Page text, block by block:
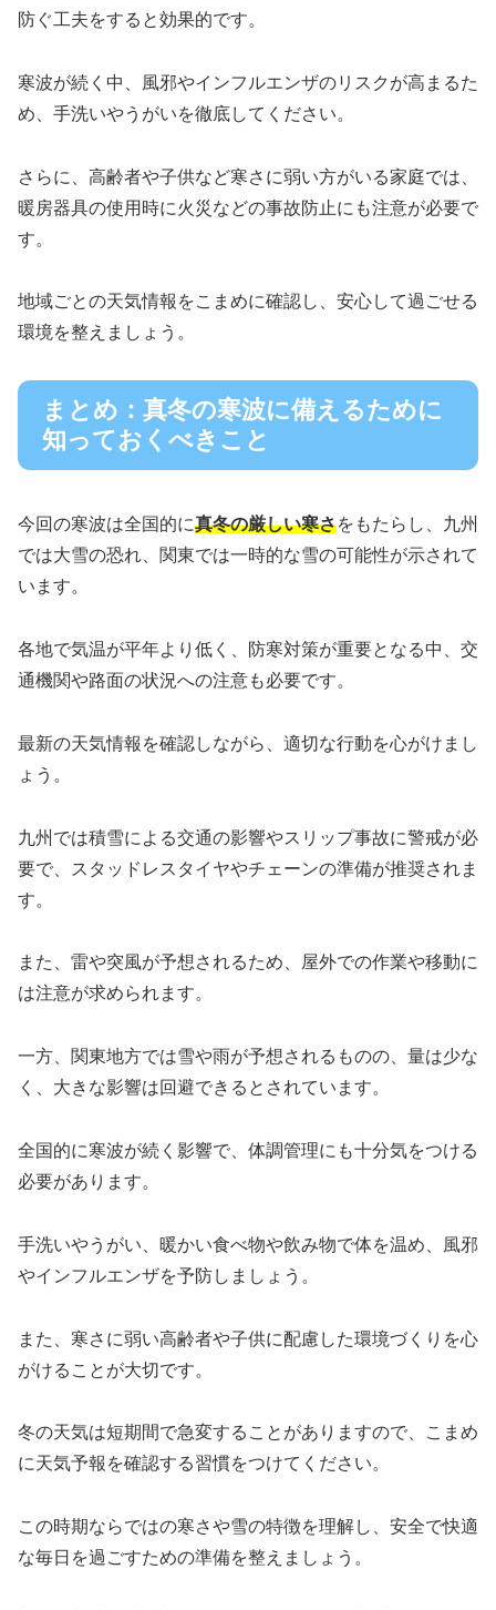
防ぐ工夫をすると効果的です。
寒波が続く中、風邪やインフルエンザのリスクが高まるた
め、手洗いやうがいを徹底してください。
さらに、高齢者や子供など寒さに弱い方がいる家庭では、
暖房器具の使用時に火災などの事故防止にも注意が必要で
す。
地域ごとの天気情報をこまめに確認し、安心して過ごせる
環境を整えましょう。
まとめ：真冬の寒波に備えるために
知っておくべきこと
今回の寒波は全国的に真冬の厳しい寒さをもたらし、九州
では大雪の恐れ、関東では一時的な雪の可能性が示されて
います。
各地で気温が平年より低く、防寒対策が重要となる中、交
通機関や路面の状況への注意も必要です。
最新の天気情報を確認しながら、適切な行動を心がけまし
ょう。
九州では積雪による交通の影響やスリップ事故に警戒が必
要で、スタッドレスタイヤやチェーンの準備が推奨されま
す。
また、雷や突風が予想されるため、屋外での作業や移動に
は注意が求められます。
一方、関東地方では雪や雨が予想されるものの、量は少な
く、大きな影響は回避できるとされています。
全国的に寒波が続く影響で、体調管理にも十分気をつける
必要があります。
手洗いやうがい、暖かい食べ物や飲み物で体を温め、風邪
やインフルエンザを予防しましょう。
また、寒さに弱い高齢者や子供に配慮した環境づくりを心
がけることが大切です。
冬の天気は短期間で急変することがありますので、こまめ
に天気予報を確認する習慣をつけてください。
この時期ならではの寒さや雪の特徴を理解し、安全で快適
な毎日を過ごすための準備を整えましょう。